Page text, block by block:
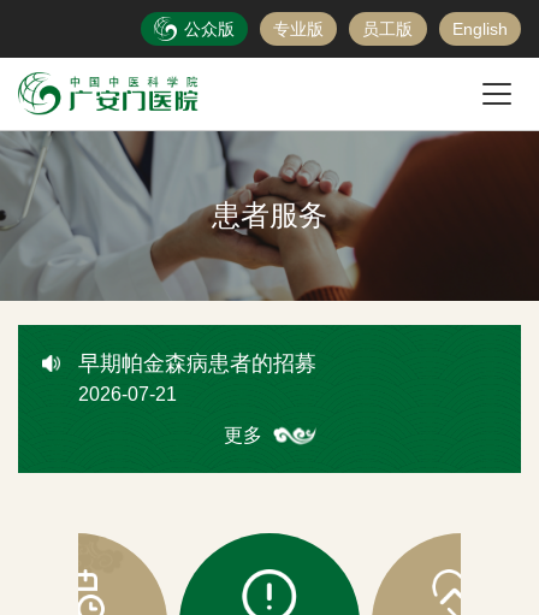
公众版 专业版 员工版 English
患者服务
早期帕金森病患者的招募
2026-07-21
2026-07-30
重症肌无力合并失眠患者的招募
早期帕金森病患者的招募
2026-07-21
重症肌无力合并失眠患者的招募
早期帕金森病患者的招募
2026-07-21
更多